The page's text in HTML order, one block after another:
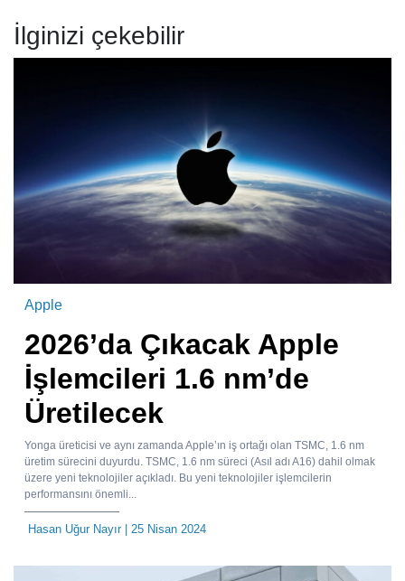
İlginizi çekebilir
Apple
2026’da Çıkacak Apple
İşlemcileri 1.6 nm’de
Üretilecek
Yonga üreticisi ve aynı zamanda Apple’ın iş ortağı olan TSMC, 1.6 nm
üretim sürecini duyurdu. TSMC, 1.6 nm süreci (Asıl adı A16) dahil olmak
üzere yeni teknolojiler açıkladı. Bu yeni teknolojiler işlemcilerin
performansını önemli...
Hasan Uğur Nayır| 25 Nisan 2024